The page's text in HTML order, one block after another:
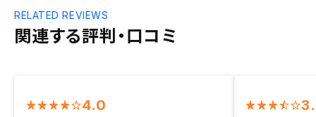
関連する評判・口コミ
RELATED REVIEWS
4.0